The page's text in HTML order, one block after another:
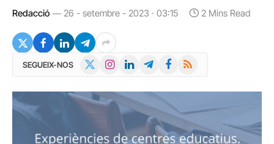
Redacció 26 - setembre - 2023 · 03:15 2 Mins Read
SEGUEIX-NOS InstagramLinkedInTelegramFacebook
RSS